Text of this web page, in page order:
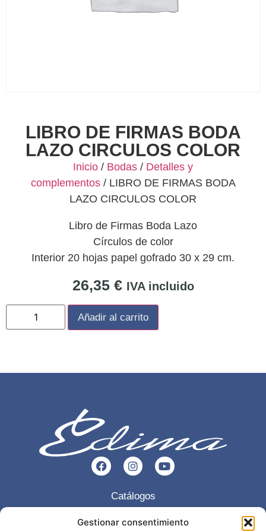
Gestionar consentimiento
LIBRO DE FIRMAS BODA
LAZO CIRCULOS COLOR
Inicio / Bodas / Detalles y
complementos/ LIBRO DE FIRMAS BODA
LAZO CIRCULOS COLOR
Libro de Firmas Boda Lazo
Círculos de color
Interior 20 hojas papel gofrado 30 x 29 cm.
26,35 € IVA incluido
Añadir al carrito
Catálogos